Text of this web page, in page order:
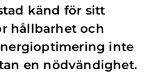
känd för sitt
hållbarhet och
inte
en nödvändighet.